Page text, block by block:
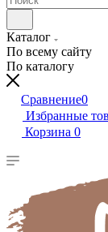
Каталог
По всему сайту
По каталогу
Сравнение0
Избранные
Корзина 0